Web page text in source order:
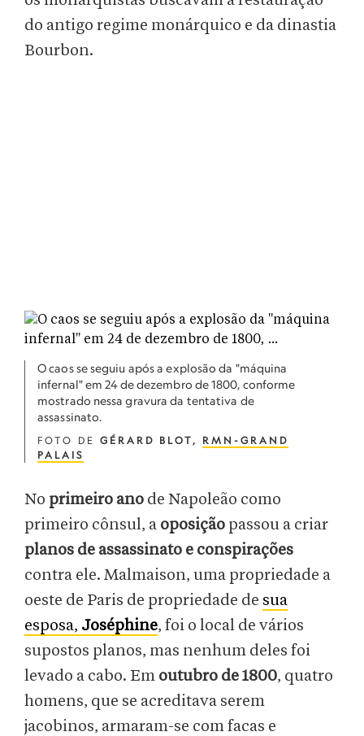
do antigo regime monárquico e da dinastia
Bourbon.
O caos se seguiu após a explosão da "máquina
infernal" em 24 de dezembro de 1800, conforme
mostrado nessa gravura da tentativa de
assassinato.
FOTO DE GÉRARD BLOT, RMN-GRAND
PALAIS
No primeiro ano de Napoleão como
primeiro cônsul, a oposição passou a criar
planos de assassinato e conspirações
contra ele. Malmaison, uma propriedade a
oeste de Paris de propriedade de sua
esposa, Joséphine, foi o local de vários
supostos planos, mas nenhum deles foi
levado a cabo. Em outubro de 1800, quatro
homens, que se acreditava serem
jacobinos, armaram-se com facas e